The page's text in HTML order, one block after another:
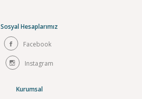
Sosyal Hesaplarımız
Facebook
Instagram
Kurumsal